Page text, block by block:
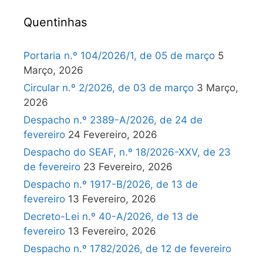
Quentinhas
Portaria n.º 104/2026/1, de 05 de março 5
Março, 2026
Circular n.º 2/2026, de 03 de março 3 Março,
2026
Despacho n.º 2389-A/2026, de 24 de
fevereiro 24 Fevereiro, 2026
Despacho do SEAF, n.º 18/2026-XXV, de 23
de fevereiro 23 Fevereiro, 2026
Despacho n.º 1917-B/2026, de 13 de
fevereiro 13 Fevereiro, 2026
Decreto-Lei n.º 40-A/2026, de 13 de
fevereiro 13 Fevereiro, 2026
Despacho n.º 1782/2026, de 12 de fevereiro